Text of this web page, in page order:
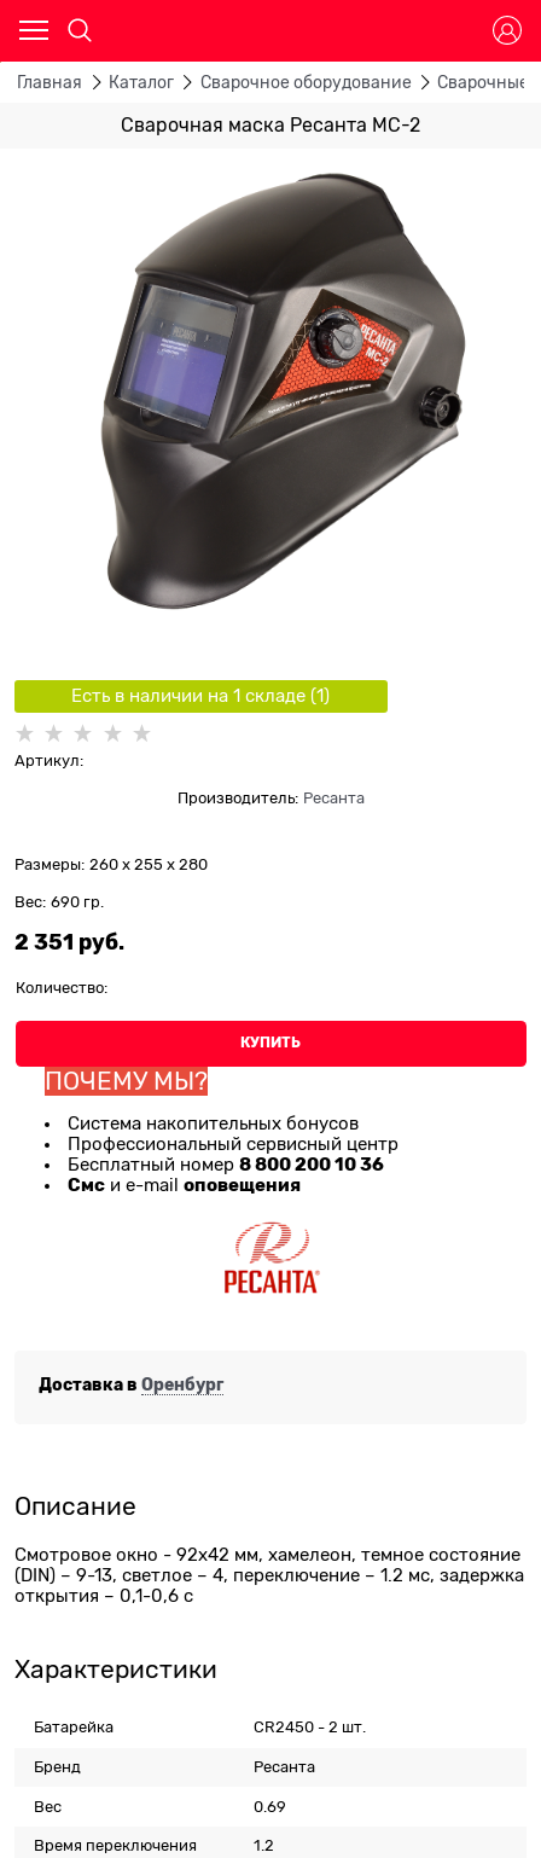
Главная Каталог Сварочное оборудование Сварочные
Сварочная маска Ресанта МС-2
Есть в наличии на 1 складe (1)
Артикул:
Производитель: Ресанта
Размеры: 260 x 255 x 280
Вес: 690 гр.
2 351 руб.
Количество:
КУПИТЬ
ПОЧЕМУ МЫ?
Система накопительных бонусов
Профессиональный сервисный центр
Бесплатный номер 8 800 200 10 36
Смс и e-mail оповещения
Доставка в Оренбург
Описание
Смотровое окно - 92х42 мм, хамелеон, темное состояние
(DIN) – 9-13, светлое – 4, переключение – 1.2 мс, задержка
открытия – 0,1-0,6 с
Характеристики
Батарейка CR2450 - 2 шт.
Бренд Ресанта
Вес 0.69
Время переключения 1.2